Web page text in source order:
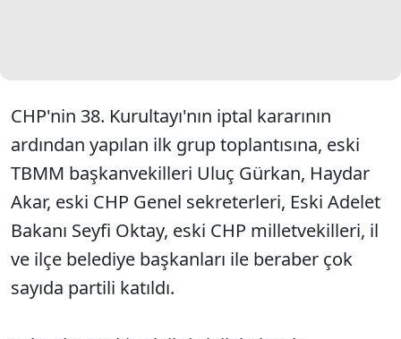
CHP'nin 38. Kurultayı'nın iptal kararının
ardından yapılan ilk grup toplantısına, eski
TBMM başkanvekilleri Uluç Gürkan, Haydar
Akar, eski CHP Genel sekreterleri, Eski Adelet
Bakanı Seyfi Oktay, eski CHP milletvekilleri, il
ve ilçe belediye başkanları ile beraber çok
sayıda partili katıldı.